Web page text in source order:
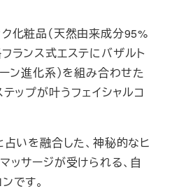
化粧品（天然由来成分95%
ランス式エステにバザルト
ン進化系）を組み合わせた
ップが叶うフェイシャルコ
占いを融合した、神秘的なヒ
ッサージが受けられる、自
です。